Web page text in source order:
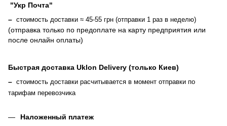
"Укр Почта"
– стоимость доставки ≈ 45-55 грн (отправки 1 раз в неделю)
(отправка только по предоплате на карту предприятия или
после онлайн оплаты)
Быстрая доставка Uklon Delivery (только Киев)
– стоимость доставки расчитывается в момент отправки по
тарифам перевозчика
Наложенный платеж